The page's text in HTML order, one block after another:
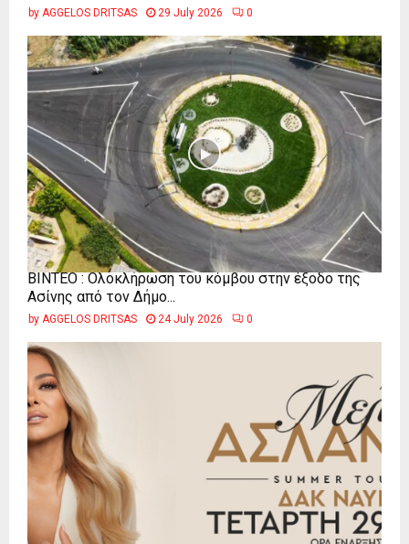
by AGGELOS DRITSAS 29 July 2026 0
ΒΙΝΤΕΟ : Ολοκλήρωση του κόμβου στην έξοδο της
Ασίνης από τον Δήμο...
by AGGELOS DRITSAS 24 July 2026 0